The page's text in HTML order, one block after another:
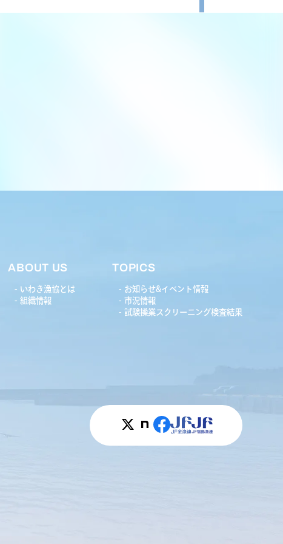
ABOUT US
いわき漁協とは
組織情報
TOPICS
お知らせ&イベント情報
市況情報
試験操業スクリーニング検査結果